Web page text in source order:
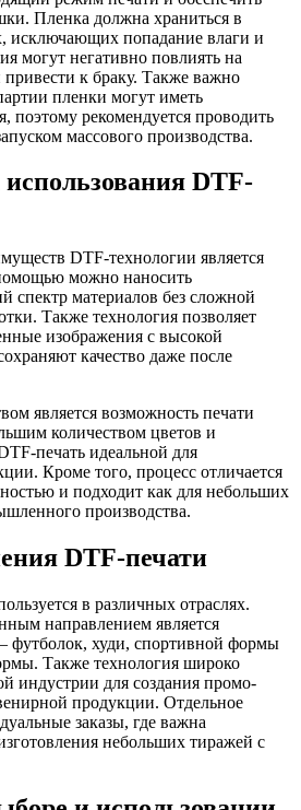
Пленка должна храниться в
исключающих попадание влаги и
могут негативно повлиять на
привести к браку. Также важно
пленки могут иметь
поэтому рекомендуется проводить
массового производства.
DTF-
DTF-технологии является
можно наносить
спектр материалов без сложной
Также технология позволяет
изображения с высокой
качество даже после
является возможность печати
количеством цветов и
печать идеальной для
Кроме того, процесс отличается
и подходит как для небольших
производства.
DTF-печати
в различных отраслях.
направлением является
футболок, худи, спортивной формы
Также технология широко
индустрии для создания промо-
продукции. Отдельное
заказы, где важна
небольших тиражей с